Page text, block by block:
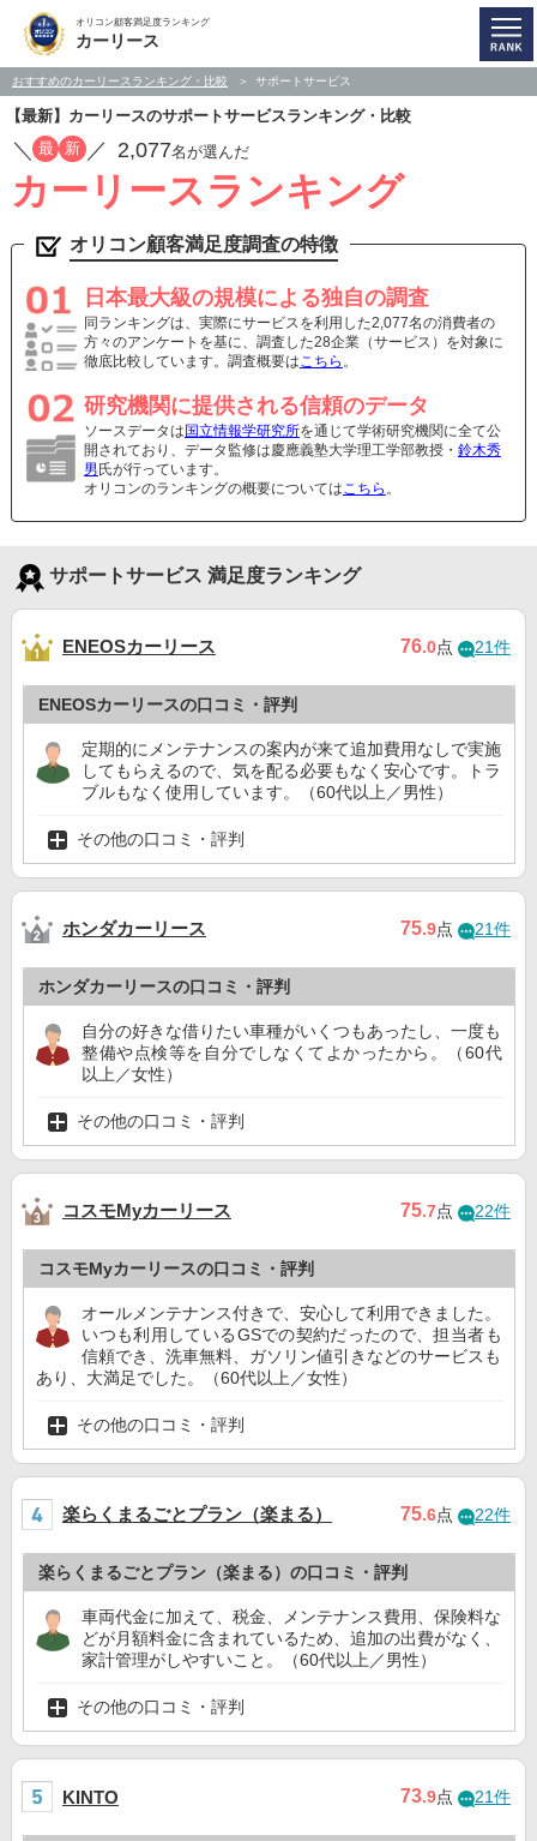
オリコン顧客満足度ランキング
カーリース
おすすめのカーリースランキング・比較 サポートサービス
【最新】カーリースのサポートサービスランキング・比較
／ 最 新 ／ 2,077名が選んだ
カーリースランキング
オリコン顧客満足度調査の特徴
日本最大級の規模による独自の調査
同ランキングは、実際にサービスを利用した2,077名の消費者の
方々のアンケートを基に、調査した28企業（サービス）を対象に
徹底比較しています。調査概要はこちら 。
研究機関に提供される信頼のデータ
ソースデータは 国立情報学研究所を通じて学術研究機関に全て公
開されており、データ監修は慶應義塾大学理工学部教授・ 鈴木秀
男 氏が行っています。
オリコンのランキングの概要についてはこちら 。
サポートサービス 満足度ランキング
ENEOSカーリース 76.0点 21件
ENEOSカーリースの口コミ・評判
定期的にメンテナンスの案内が来て追加費用なしで実施
してもらえるので、気を配る必要もなく安心です。トラ
ブルもなく使用しています。（60代以上／男性）
その他の口コミ・評判
ホンダカーリース 75.9点 21件
ホンダカーリースの口コミ・評判
自分の好きな借りたい車種がいくつもあったし、一度も
整備や点検等を自分でしなくてよかったから。（60代
以上／女性）
その他の口コミ・評判
コスモMyカーリース 75.7点 22件
コスモMyカーリースの口コミ・評判
オールメンテナンス付きで、安心して利用できました。
いつも利用しているGSでの契約だったので、担当者も
信頼でき、洗車無料、ガソリン値引きなどのサービスも
あり、大満足でした。（60代以上／女性）
その他の口コミ・評判
楽らくまるごとプラン（楽まる） 75.6点 22件
楽らくまるごとプラン（楽まる）の口コミ・評判
車両代金に加えて、税金、メンテナンス費用、保険料な
どが月額料金に含まれているため、追加の出費がなく、
家計管理がしやすいこと。（60代以上／男性）
その他の口コミ・評判
KINTO 73.9点 21件